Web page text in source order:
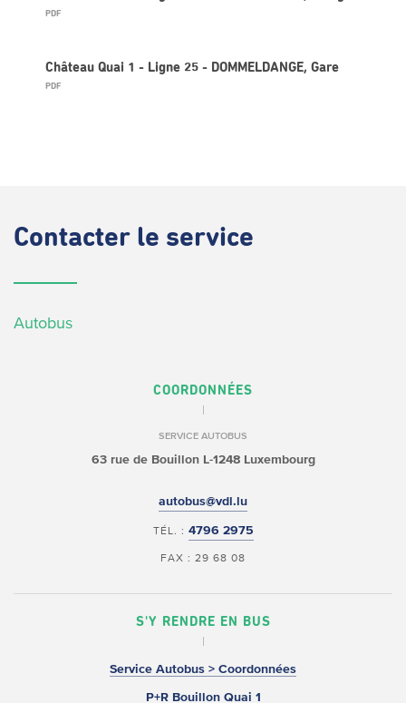
PDF
Château Quai 1 - Ligne 25 - DOMMELDANGE, Gare
PDF
Contacter le service
Autobus
COORDONNÉES
SERVICE AUTOBUS
63 rue de BouillonL-1248 Luxembourg
autobus@vdl.lu
TÉL. : 4796 2975
FAX : 29 68 08
S'Y RENDRE EN BUS
Service Autobus > Coordonnées
P+R Bouillon Quai 1